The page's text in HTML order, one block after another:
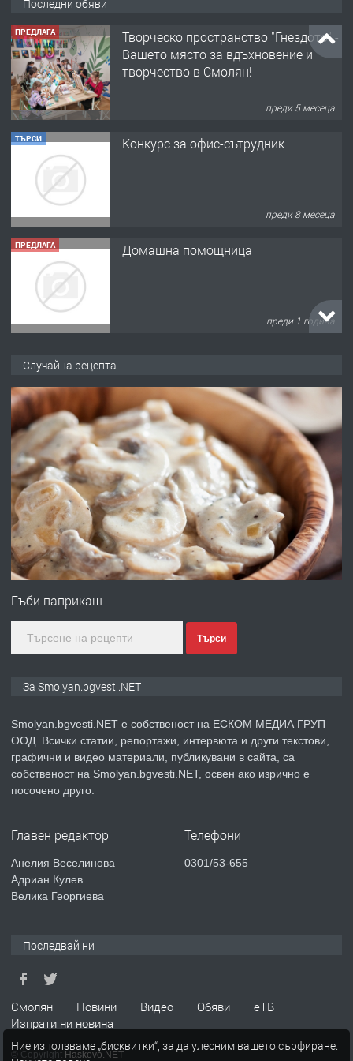
Последни обяви
ТЪРСИ Конкурс за офис-сътрудник
преди 8 месеца
ПРЕДЛАГА Домашна помощница
преди 1 година
ПРЕДЛАГА Къща в Марония, Гърция
преди 2 години
НЕГОВОТО КАЧЕСТВО
преди 2 години
ПРЕДЛАГА Имот в Северна Гърция, до Кавала
преди 2 години
ПРЕДЛАГА Иглолистни Пелети клас А1
преди 2 години
ТЪРСИ Търсят се строителни работници
ПРЕДЛАГА
Случайна рецепта
Гъби паприкаш
Търси
За Smolyan.bgvesti.NET
Smolyan.bgvesti.NET е собственост на ЕСКОМ МЕДИА ГРУП
ООД. Всички статии, репортажи, интервюта и други текстови,
графични и видео материали, публикувани в сайта, са
собственост на Smolyan.bgvesti.NET, освен ако изрично е
посочено друго.
Главен редактор
Анелия Веселинова
Адриан Кулев
Велика Георгиева
Телефони
0301/53-655
Последвай ни
Смолян Новини Видео Обяви
еТВ
Изпрати ни новина
© Copyright Haskovo.NET
Ние използваме „бисквитки“, за да улесним вашето сърфиране.